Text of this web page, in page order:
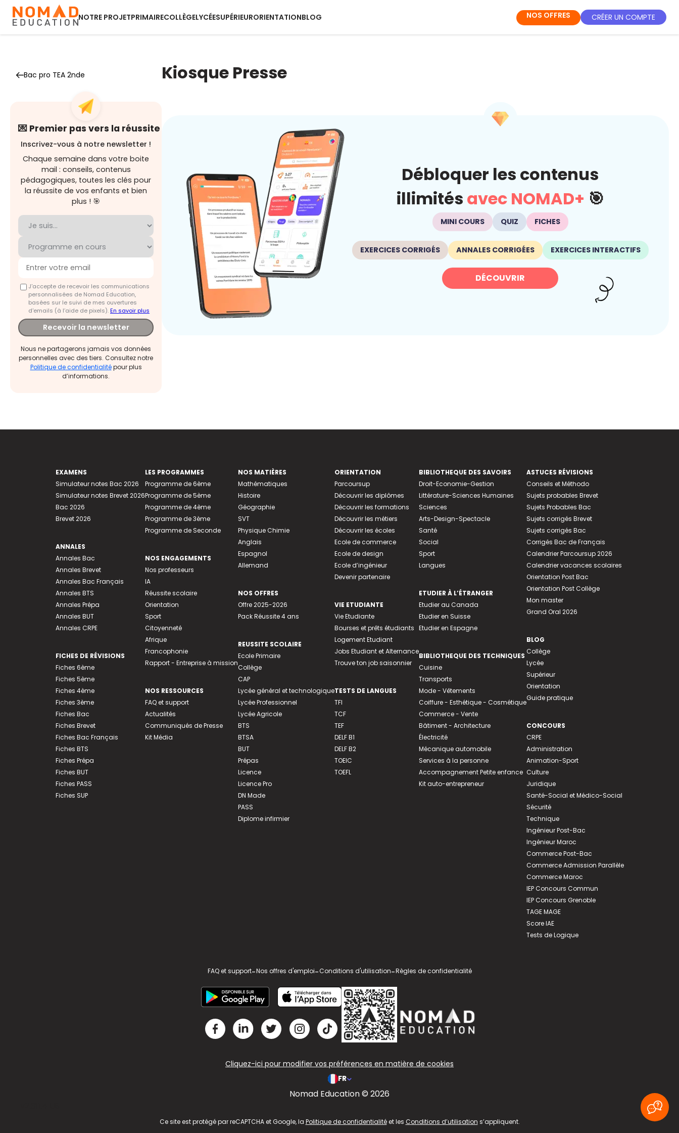
NOTRE PROJETPRIMAIRECOLLÈGELYCÉESUPÉRIEURORIENTATIONBLOG NOS OFFRES CRÉER UN COMPTE
Bac pro TEA 2nde
💌 Premier pas vers la réussite
Inscrivez-vous à notre newsletter !
Chaque semaine dans votre boite
mail : conseils, contenus
pédagogiques, toutes les clés pour
la réussite de vos enfants et bien
plus ! 🎯
J'accepte de recevoir les communications
personnalisées de Nomad Education,
basées sur le suivi de mes ouvertures
d'emails (à l’aide de pixels).En savoir plus
Recevoir la newsletter
Nous ne partagerons jamais vos données
personnelles avec des tiers. Consultez notre
Politique de confidentialitépour plus
d’informations.
Kiosque Presse
Débloquer les contenus
illimités avec NOMAD+ 🎯
MINI COURS QUIZ FICHES
EXERCICES CORRIGÉS ANNALES CORRIGÉES EXERCICES INTERACTIFS
DÉCOUVRIR
EXAMENS
Simulateur notes Bac 2026
Simulateur notes Brevet 2026
Bac 2026
Brevet 2026
ANNALES
Annales Bac
Annales Brevet
Annales Bac Français
Annales BTS
Annales Prépa
Annales BUT
Annales CRPE
FICHES DE RÉVISIONS
Fiches 6ème
Fiches 5ème
Fiches 4ème
Fiches 3ème
Fiches Bac
Fiches Brevet
Fiches Bac Français
Fiches BTS
Fiches Prépa
Fiches BUT
Fiches PASS
Fiches SUP
LES PROGRAMMES
Programme de 6ème
Programme de 5ème
Programme de 4ème
Programme de 3ème
Programme de Seconde
NOS ENGAGEMENTS
Nos professeurs
IA
Réussite scolaire
Orientation
Sport
Citoyenneté
Afrique
Francophonie
Rapport - Entreprise à mission
NOS RESSOURCES
FAQ et support
Actualités
Communiqués de Presse
Kit Média
NOS MATIÈRES
Mathématiques
Histoire
Géographie
SVT
Physique Chimie
Anglais
Espagnol
Allemand
NOS OFFRES
Offre 2025-2026
Pack Réussite 4 ans
REUSSITE SCOLAIRE
Ecole Primaire
Collège
CAP
Lycée général et technologique
Lycée Professionnel
Lycée Agricole
BTS
BTSA
BUT
Prépas
Licence
Licence Pro
DN Made
PASS
Diplome infirmier
ORIENTATION
Parcoursup
Découvrir les diplômes
Découvrir les formations
Découvrir les métiers
Découvrir les écoles
Ecole de commerce
Ecole de design
Ecole d’ingénieur
Devenir partenaire
VIE ETUDIANTE
Vie Etudiante
Bourses et prêts étudiants
Logement Etudiant
Jobs Etudiant et Alternance
Trouve ton job saisonnier
TESTS DE LANGUES
TFI
TCF
TEF
DELF B1
DELF B2
TOEIC
TOEFL
BIBLIOTHEQUE DES SAVOIRS
Droit-Economie-Gestion
Littérature-Sciences Humaines
Sciences
Arts-Design-Spectacle
Santé
Social
Sport
Langues
ETUDIER À L’ÉTRANGER
Etudier au Canada
Etudier en Suisse
Etudier en Espagne
BIBLIOTHEQUE DES TECHNIQUES
Cuisine
Transports
Mode - Vêtements
Coiffure - Esthétique - Cosmétique
Commerce - Vente
Bâtiment - Architecture
Électricité
Mécanique automobile
Services à la personne
Accompagnement Petite enfance
Kit auto-entrepreneur
ASTUCES RÉVISIONS
Conseils et Méthodo
Sujets probables Brevet
Sujets Probables Bac
Sujets corrigés Brevet
Sujets corrigés Bac
Corrigés Bac de Français
Calendrier Parcoursup 2026
Calendrier vacances scolaires
Orientation Post Bac
Orientation Post Collège
Mon master
Grand Oral 2026
BLOG
Collège
Lycée
Supérieur
Orientation
Guide pratique
CONCOURS
CRPE
Administration
Animation-Sport
Culture
Juridique
Santé-Social et Médico-Social
Sécurité
Technique
Ingénieur Post-Bac
Ingénieur Maroc
Commerce Post-Bac
Commerce Admission Parallèle
Commerce Maroc
IEP Concours Commun
IEP Concours Grenoble
TAGE MAGE
Score IAE
Tests de Logique
FAQ et support-Nos offres d'emploi-Conditions d'utilisation-Règles de confidentialité
Cliquez-ici pour modifier vos préférences en matière de cookies
FR
Nomad Education © 2026
Ce site est protégé par reCAPTCHA et Google, la Politique de confidentialitéet les Conditions d’utilisation s’appliquent.